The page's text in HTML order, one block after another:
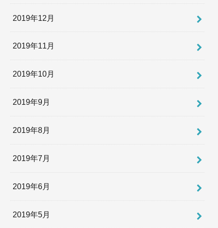
2019年12月
2019年11月
2019年10月
2019年9月
2019年8月
2019年7月
2019年6月
2019年5月